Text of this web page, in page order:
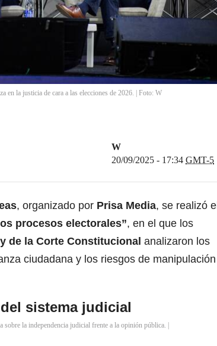
en la justicia de cara a las elecciones de 2026. | Foto: W
W
20/09/2025 - 17:34 GMT-5
, organizado por Prisa Media, se realizó el
procesos electorales”, en el que los
de la Corte Constitucional analizaron los
ciudadana y los riesgos de manipulación
sistema judicial
la independencia judicial frente a la opinión pública. |